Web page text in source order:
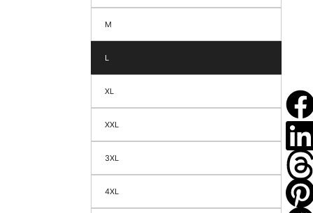
M
L
XL
XXL
3XL
4XL